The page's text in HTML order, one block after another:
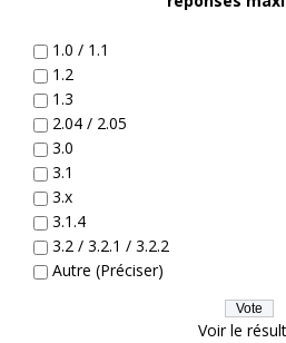
1.0 / 1.1
1.2
1.3
2.04 / 2.05
3.0
3.1
3.x
3.1.4
3.2 / 3.2.1 / 3.2.2
Autre (Préciser)
Voir le